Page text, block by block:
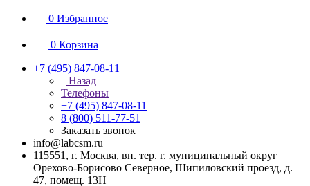
0 Избранное
0 Корзина
+7 (495) 847-08-11
Назад
Телефоны
+7 (495) 847-08-11
8 (800) 511-77-51
Заказать звонок
info@labcsm.ru
115551, г. Москва, вн. тер. г. муниципальный округ
Орехово-Борисово Северное, Шипиловский проезд, д.
47, помещ. 13Н